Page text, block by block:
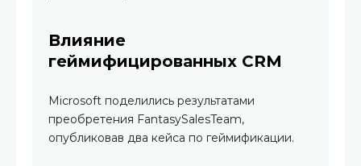
Влияние
геймифицированных CRM
Microsoft поделились результатами
преобретения FantasySalesTeam,
опубликовав два кейса по геймификации.